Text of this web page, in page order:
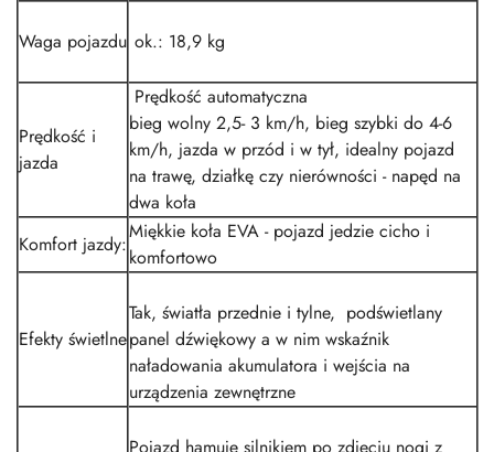
Waga pojazdu ok.: 18,9 kg
Prędkość i
jazda
Prędkość automatyczna
bieg wolny 2,5- 3 km/h, bieg szybki do 4-6
km/h, jazda w przód i w tył, idealny pojazd
na trawę, działkę czy nierówności -napęd na
dwa koła
Komfort jazdy:
Miękkie koła EVA - pojazd jedzie cicho i
komfortowo
Efekty świetlne
Tak, światła przednie i tylne, podświetlany
panel dźwiękowy a w nim wskaźnik
naładowania akumulatora i wejścia na
urządzenia zewnętrzne
Pojazd hamuje silnikiem po zdjęciu nogi z